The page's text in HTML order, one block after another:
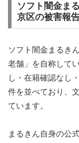
ソフト闇金ま
京区の被害報告
ソフト闇金まるき
老舗」を自称して
し・在籍確認なし
件を並べており、
ています。
まるきん自身の公